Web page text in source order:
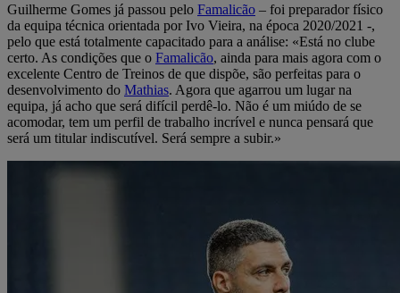
Guilherme Gomes já passou pelo Famalicão – foi preparador físico
da equipa técnica orientada por Ivo Vieira, na época 2020/2021 -,
pelo que está totalmente capacitado para a análise: «Está no clube
certo. As condições que o Famalicão, ainda para mais agora com o
excelente Centro de Treinos de que dispõe, são perfeitas para o
desenvolvimento do Mathias. Agora que agarrou um lugar na
equipa, já acho que será difícil perdê-lo. Não é um miúdo de se
acomodar, tem um perfil de trabalho incrível e nunca pensará que
será um titular indiscutível. Será sempre a subir.»